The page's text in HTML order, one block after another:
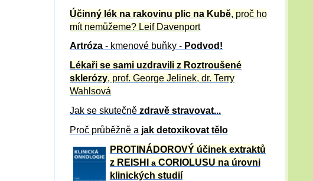
Účinný lék na rakovinu plic na Kubě, proč ho
mít nemůžeme? Leif Davenport
Artróza - kmenové buňky - Podvod!
Lékaři se sami uzdravili z Roztroušené
sklerózy, prof. George Jelinek, dr. Terry
Wahlsová
Jak se skutečně zdravě stravovat...
Proč průběžně a jak detoxikovat tělo
PROTINÁDOROVÝ účinek extraktů
z REISHI a CORIOLUSU na úrovni
klinických studií